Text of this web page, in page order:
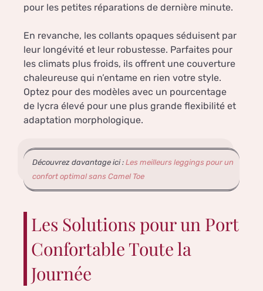
pour les petites réparations de dernière minute.
En revanche, les collants opaques séduisent par
leur longévité et leur robustesse. Parfaites pour
les climats plus froids, ils offrent une couverture
chaleureuse qui n’entame en rien votre style.
Optez pour des modèles avec un pourcentage
de lycra élevé pour une plus grande flexibilité et
adaptation morphologique.
Découvrez davantage ici : Les meilleurs leggings pour un
confort optimal sans Camel Toe
Les Solutions pour un Port
Confortable Toute la
Journée